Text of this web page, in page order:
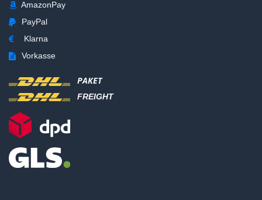
AmazonPay
PayPal
Klarna
Vorkasse
PAKET
FREIGHT